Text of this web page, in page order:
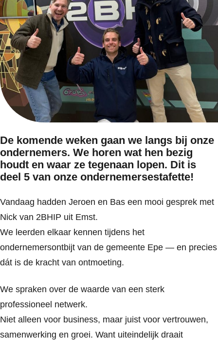
De komende weken gaan we langs bij onze
ondernemers. We horen wat hen bezig
houdt en waar ze tegenaan lopen. Dit is
deel 5 van onze ondernemersestafette!
Vandaag hadden Jeroen en Bas een mooi gesprek met
Nick van 2BHIP uit Emst.
We leerden elkaar kennen tijdens het
ondernemersontbijt van de gemeente Epe — en precies
dát is de kracht van ontmoeting.
We spraken over de waarde van een sterk
professioneel netwerk.
Niet alleen voor business, maar juist voor vertrouwen,
samenwerking en groei. Want uiteindelijk draait